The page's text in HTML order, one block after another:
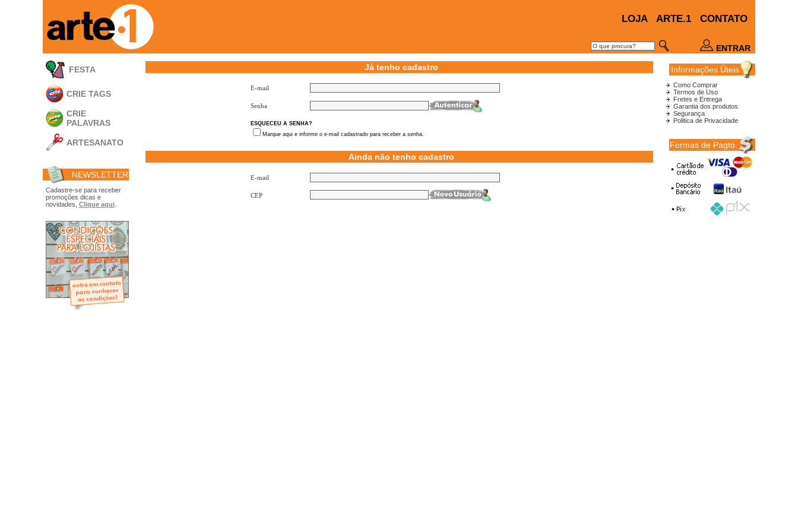
LOJA ARTE.1 CONTATO
ENTRAR
FESTA
CRIE TAGS
CRIE
PALAVRAS
ARTESANATO
Acrílico
Porta Retratos
Ferramentas
- Carimbões
- Embalagens
- Máscaras
- Espátulas
- Diversos
Álbuns
- Mini-Álbuns
- Páginas Mini
- Páginas Scrap
- Argolas
NEWSLETTER
Cadastre-se para receber
promoções dicas e
novidades, Clique aqui
Já tenho cadastro
E-mail
Senha
ESQUECEU A SENHA?
Marque aqui e informe o e-mail cadastrado para receber a senha.
Ainda não tenho cadastro
E-mail
CEP
Informações Úteis
Como Comprar
Termos de Uso
Fretes e Entrega
Garantia dos produtos
Segurança
Politica de Privacidade
Formas de Pagto.